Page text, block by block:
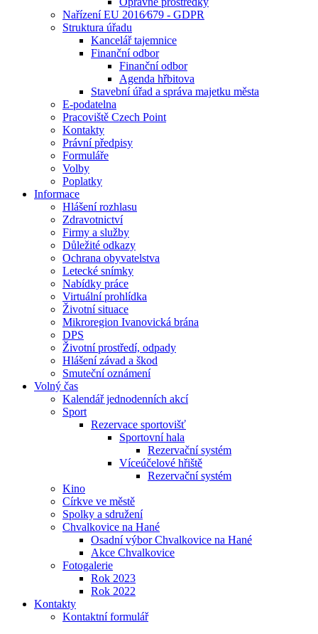
Nařízení EU 2016⁄679 - GDPR
Struktura úřadu
Kancelář tajemnice
Finanční odbor
Finanční odbor
Agenda hřbitova
Stavební úřad a správa majetku města
E-podatelna
Pracoviště Czech Point
Kontakty
Právní předpisy
Formuláře
Volby
Poplatky
Informace
Hlášení rozhlasu
Zdravotnictví
Firmy a služby
Důležité odkazy
Ochrana obyvatelstva
Letecké snímky
Nabídky práce
Virtuální prohlídka
Životní situace
Mikroregion Ivanovická brána
DPS
Životní prostředí, odpady
Hlášení závad a škod
Smuteční oznámení
Volný čas
Kalendář jednodenních akcí
Sport
Rezervace sportovišť
Sportovní hala
Rezervační systém
Víceúčelové hřiště
Rezervační systém
Kino
Církve ve městě
Spolky a sdružení
Chvalkovice na Hané
Osadní výbor Chvalkovice na Hané
Akce Chvalkovice
Fotogalerie
Rok 2023
Rok 2022
Kontakty
Kontaktní formulář